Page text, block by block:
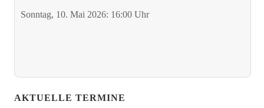
NACHWUCHS
MITGLIED
Sonntag, 10. Mai 2026: 16:00 Uhr
AKTUELLE TERMINE